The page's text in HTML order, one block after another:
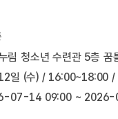
림 청소년 수련관 5층 꿈
일 (수) / 16:00~18:00 /
07-14 09:00 ~ 2026-